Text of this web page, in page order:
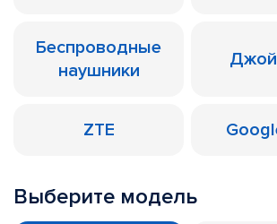
Беспроводные
наушники
ZTE
Выберите модель